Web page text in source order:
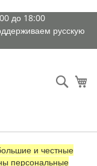
до 18:00
русскую
и честные
персональные